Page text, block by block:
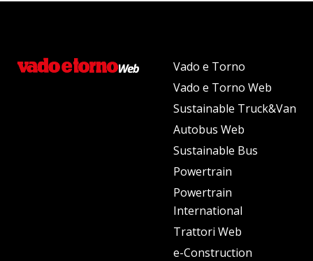
Vado e Torno
Vado e Torno Web
Sustainable Truck&Van
Autobus Web
Sustainable Bus
Powertrain
Powertrain
International
Trattori Web
e-Construction